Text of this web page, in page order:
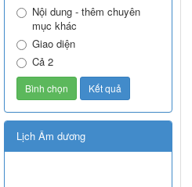
Nội dung - thêm chuyên
mục khác
Giao diện
Cả 2
Lịch Âm dương